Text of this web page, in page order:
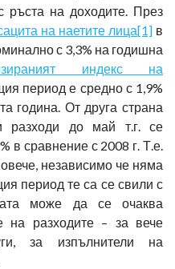
на доходите. През
на наетите лица[1] в
с 3,3% на годишна
индекс на
период е средно с 1,9%
година. От друга страна
разходи до май т.г. се
в сравнение с 2008 г. Т.е.
независимо че няма
период те са се свили с
може да се очаква
на разходите – за вече
за изпълнители на